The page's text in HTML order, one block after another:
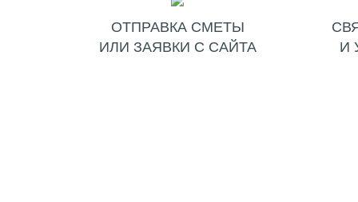
ОТПРАВКА СМЕТЫ
ИЛИ ЗАЯВКИ С САЙТА
И